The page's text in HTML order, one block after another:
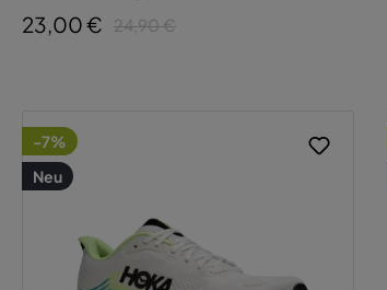
23,00 € 24,90 €
-7%
Neu